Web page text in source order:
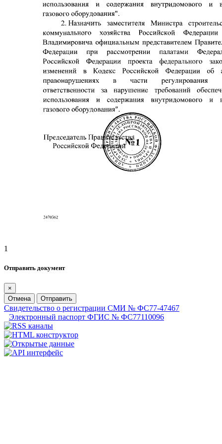
1
Отправить документ
×
Отмена
Отправить
Свидетельство о регистрации СМИ № ФС77-47467
Электронный паспорт ФГИС № ФС77110096